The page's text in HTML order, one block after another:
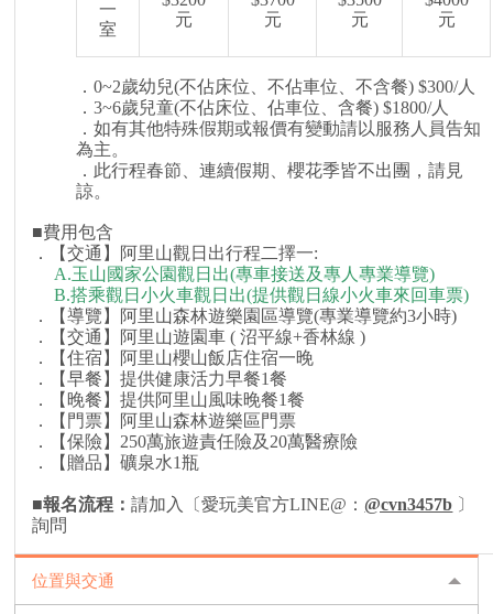
一
室
元
元
元
元
．0~2歲幼兒(不佔床位、不佔車位、不含餐) $300/人
．3~6歲兒童(不佔床位、佔車位、含餐) $1800/人
．如有其他特殊假期或報價有變動請以服務人員告知
為主。
．此行程春節、連續假期、櫻花季皆不出團，請見
諒。
■費用包含
．【交通】阿里山觀日出行程二擇一:
A.玉山國家公園觀日出(專車接送及專人專業導覽)
B.搭乘觀日小火車觀日出(提供觀日線小火車來回車票)
．【導覽】阿里山森林遊樂園區導覽(專業導覽約3小時)
．【交通】阿里山遊園車 ( 沼平線+香林線 )
．【住宿】阿里山櫻山飯店住宿一晚
．【早餐】提供健康活力早餐1餐
．【晚餐】提供阿里山風味晚餐1餐
．【門票】阿里山森林遊樂區門票
．【保險】250萬旅遊責任險及20萬醫療險
．【贈品】礦泉水1瓶
■報名流程 ：請加入〔愛玩美官方LINE@： @cvn3457b 〕
詢問
位置與交通